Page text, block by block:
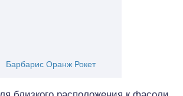
Барбарис Оранж Рокет